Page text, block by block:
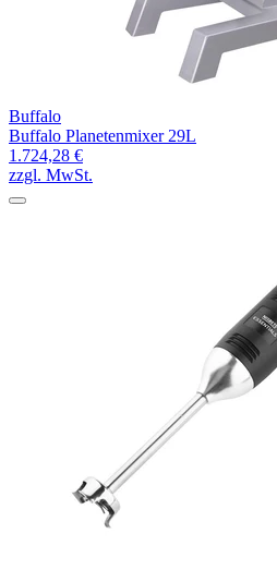
Buffalo
Buffalo Planetenmixer 29L
1.724,28 €
zzgl. MwSt.